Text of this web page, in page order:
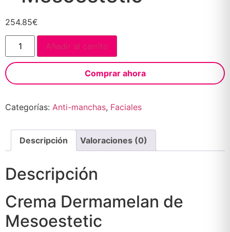
254.85€
Añadir al carrito
Comprar ahora
Categorías: Anti-manchas, Faciales
Descripción Valoraciones (0)
Descripción
Crema Dermamelan de
Mesoestetic